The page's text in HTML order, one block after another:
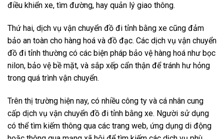
điều khiển xe, tìm đường, hay quản lý giao thông.
Thứ hai, dịch vụ vận chuyển đồ đi tỉnh bằng xe cũng đảm
bảo an toàn cho hàng hoá và đồ đạc. Các dịch vụ vận chuyển
đồ đi tỉnh thường có các biện pháp bảo vệ hàng hoá như bọc
nilon, bảo vệ bề mặt, và sắp xếp cẩn thận để tránh hư hỏng
trong quá trình vận chuyển.
Trên thị trường hiện nay, có nhiều công ty và cá nhân cung
cấp dịch vụ vận chuyển đồ đi tỉnh bằng xe. Người sử dụng
có thể tìm kiếm thông qua các trang web, ứng dụng di động